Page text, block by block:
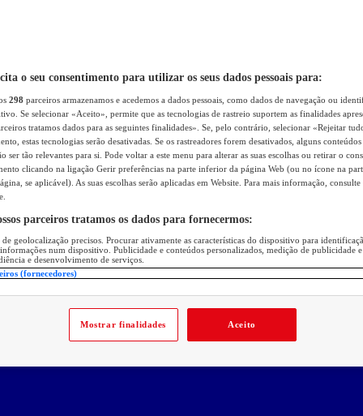
o seu consentimento para utilizar os seus dados pessoais para:
298 parceiros armazenamos e acedemos a dados pessoais, como dados de navegação ou
Se selecionar «Aceito», permite que as tecnologias de rastreio suportem as finalidades
tratamos dados para as seguintes finalidades». Se, pelo contrário, selecionar «Rejeitar
estas tecnologias serão desativadas. Se os rastreadores forem desativados, alguns
ser tão relevantes para si. Pode voltar a este menu para alterar as suas escolhas ou retirar o
clicando na ligação Gerir preferências na parte inferior da página Web (ou no ícone na
se aplicável). As suas escolhas serão aplicadas em Website. Para mais informação,
parceiros tratamos os dados para fornecermos:
geolocalização precisos. Procurar ativamente as características do dispositivo para
num dispositivo. Publicidade e conteúdos personalizados, medição de publicidade
e desenvolvimento de serviços.
(fornecedores)
Mostrar finalidades Aceito